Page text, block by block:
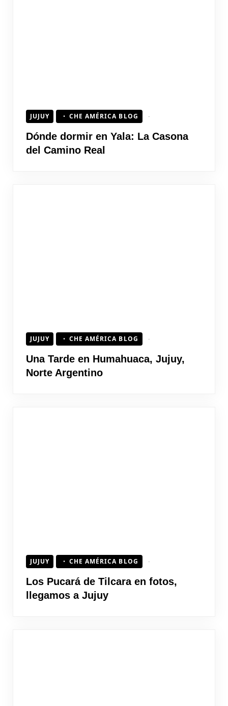
JUJUY CHE AMÉRICA BLOG
Dónde dormir en Yala: La Casona
del Camino Real
JUJUY CHE AMÉRICA BLOG
Una Tarde en Humahuaca, Jujuy,
Norte Argentino
JUJUY CHE AMÉRICA BLOG
Los Pucará de Tilcara en fotos,
llegamos a Jujuy